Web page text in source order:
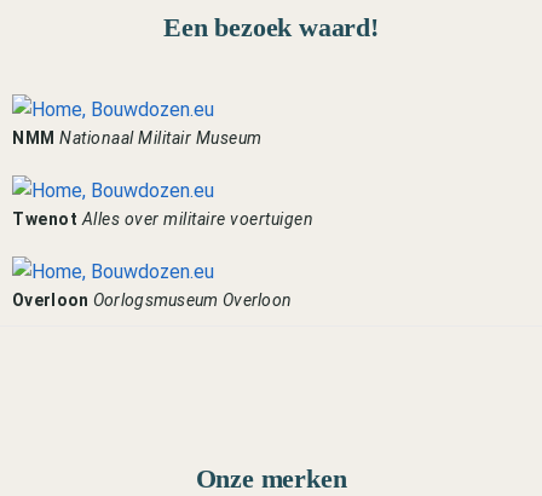
Een bezoek waard!
NMM Nationaal Militair Museum
Twenot Alles over militaire voertuigen
Overloon Oorlogsmuseum Overloon
Onze merken